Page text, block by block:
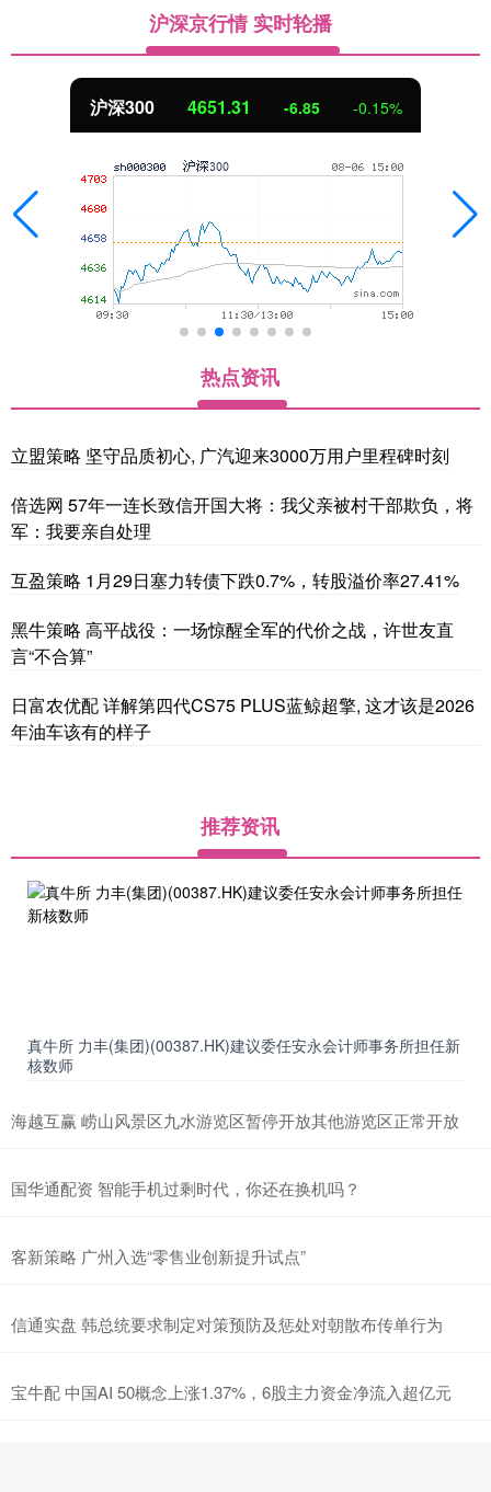
沪深京行情 实时轮播
沪深300 4651.31 -6.85 -0.15%
热点资讯
立盟策略 坚守品质初心, 广汽迎来3000万用户里程碑时刻
倍选网 57年一连长致信开国大将：我父亲被村干部欺负，将
军：我要亲自处理
互盈策略 1月29日塞力转债下跌0.7%，转股溢价率27.41%
黑牛策略 高平战役：一场惊醒全军的代价之战，许世友直
言“不合算”
日富农优配 详解第四代CS75 PLUS蓝鲸超擎, 这才该是2026
年油车该有的样子
推荐资讯
真牛所 力丰(集团)(00387.HK)建议委任安永会计师事务所担任新
核数师
海越互赢 崂山风景区九水游览区暂停开放其他游览区正常开放
国华通配资 智能手机过剩时代，你还在换机吗？
客新策略 广州入选“零售业创新提升试点”
信通实盘 韩总统要求制定对策预防及惩处对朝散布传单行为
宝牛配 中国AI 50概念上涨1.37%，6股主力资金净流入超亿元